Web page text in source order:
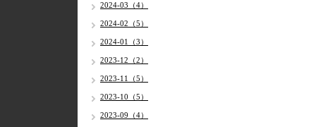
2024-03（4）
2024-02（5）
2024-01（3）
2023-12（2）
2023-11（5）
2023-10（5）
2023-09（4）